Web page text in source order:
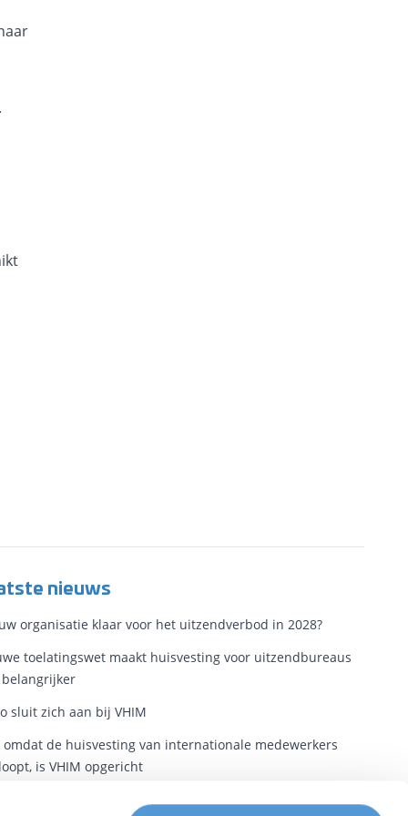
nieuws
organisatie klaar voor het uitzendverbod in 2028?
toelatingswet maakt huisvesting voor uitzendbureaus
belangrijker
sluit zich aan bij VHIM
omdat de huisvesting van internationale medewerkers
is VHIM opgericht